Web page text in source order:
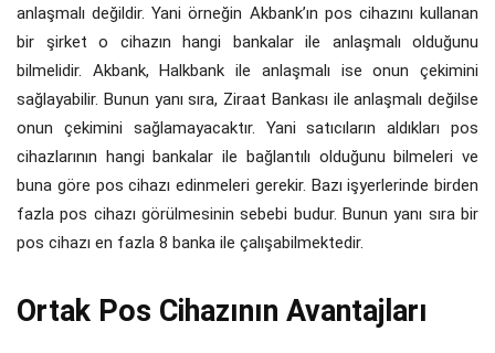
anlaşmalı değildir. Yani örneğin Akbank’ın pos cihazını kullanan
bir şirket o cihazın hangi bankalar ile anlaşmalı olduğunu
bilmelidir. Akbank, Halkbank ile anlaşmalı ise onun çekimini
sağlayabilir. Bunun yanı sıra, Ziraat Bankası ile anlaşmalı değilse
onun çekimini sağlamayacaktır. Yani satıcıların aldıkları pos
cihazlarının hangi bankalar ile bağlantılı olduğunu bilmeleri ve
buna göre pos cihazı edinmeleri gerekir. Bazı işyerlerinde birden
fazla pos cihazı görülmesinin sebebi budur. Bunun yanı sıra bir
pos cihazı en fazla 8 banka ile çalışabilmektedir.
Ortak Pos Cihazının Avantajları